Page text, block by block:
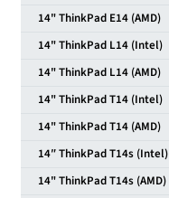
14" ThinkPad E14 (AMD)
14" ThinkPad L14 (Intel)
14" ThinkPad L14 (AMD)
14" ThinkPad T14 (Intel)
14" ThinkPad T14 (AMD)
14″ ThinkPad T14s (Intel)
14" ThinkPad T14s (AMD)